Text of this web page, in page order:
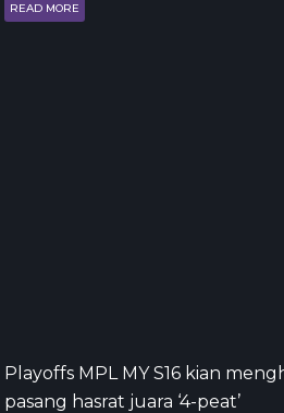
READ MORE
Playoffs MPL MY S16 kian
pasang hasrat juara ‘4-peat’